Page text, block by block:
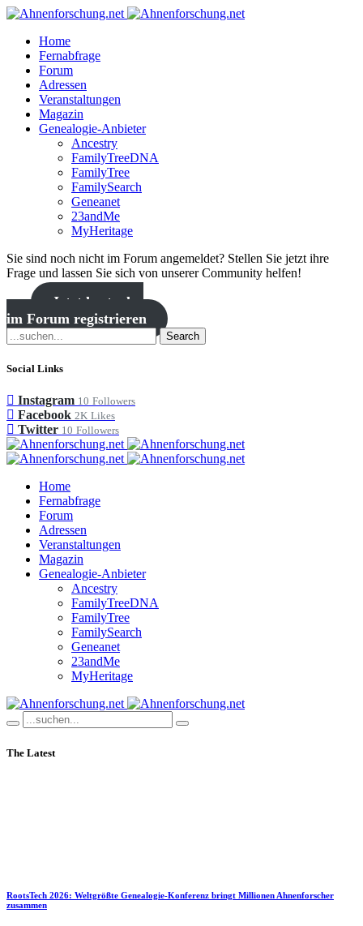
Home
Fernabfrage
Forum
Adressen
Veranstaltungen
Magazin
Genealogie-Anbieter
Ancestry
FamilyTreeDNA
FamilyTree
FamilySearch
Geneanet
23andMe
MyHeritage
Sie sind noch nicht im Forum angemeldet? Stellen Sie jetzt ihre
Frage und lassen Sie sich von unserer Community helfen!
Jetzt kostenlos
im Forum registrieren
Search
Social Links
Instagram 10 Followers
Facebook 2K Likes
Twitter 10 Followers
Home
Fernabfrage
Forum
Adressen
Veranstaltungen
Magazin
Genealogie-Anbieter
Ancestry
FamilyTreeDNA
FamilyTree
FamilySearch
Geneanet
23andMe
MyHeritage
The Latest
RootsTech 2026: Weltgrößte Genealogie-Konferenz bringt Millionen Ahnenforscher
zusammen